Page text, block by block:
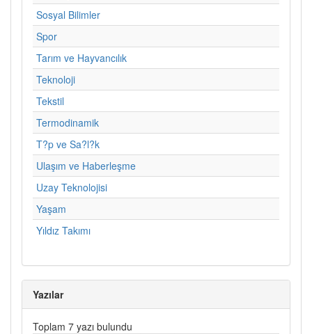
Sosyal Bilimler
Spor
Tarım ve Hayvancılık
Teknoloji
Tekstil
Termodinamik
T?p ve Sa?l?k
Ulaşım ve Haberleşme
Uzay Teknolojisi
Yaşam
Yıldız Takımı
Yazılar
Toplam 7 yazı bulundu